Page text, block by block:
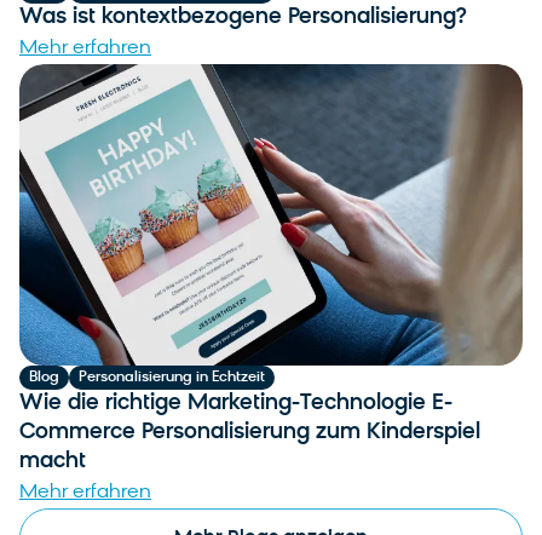
Was ist kontextbezogene Personalisierung?
Mehr erfahren
Blog Personalisierung in Echtzeit
Wie die richtige Marketing-Technologie E-
Commerce Personalisierung zum Kinderspiel
macht
Mehr erfahren